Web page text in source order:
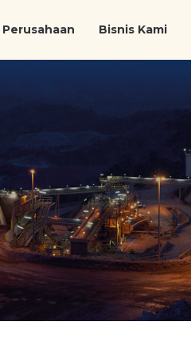
Perusahaan Bisnis Kami